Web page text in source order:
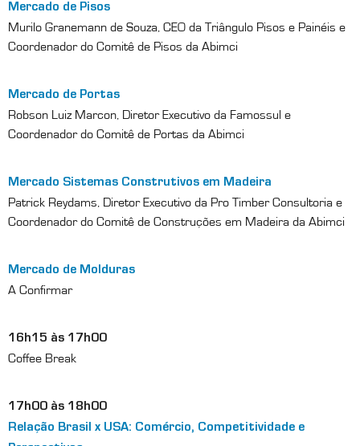
Mercado de Pisos
Murilo Granemann de Souza, CEO da Triângulo Pisos e Painéis e
Coordenador do Comitê de Pisos da Abimci
Mercado de Portas
Robson Luiz Marcon, Diretor Executivo da Famossul e
Coordenador do Comitê de Portas da Abimci
Mercado Sistemas Construtivos em Madeira
Patrick Reydams, Diretor Executivo da Pro Timber Consultoria e
Coordenador do Comitê de Construções em Madeira da Abimci
Mercado de Molduras
A Confirmar
16h15 às 17h00
Coffee Break
17h00 às 18h00
Relação Brasil x USA: Comércio, Competitividade e